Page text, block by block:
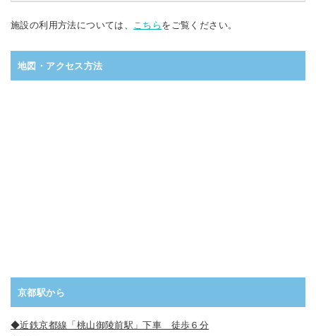
施設の利用方法については、 こちら をご覧ください。
地図・アクセス方法
京都駅から
◆近鉄京都線「桃山御陵前駅」下車 徒歩６分